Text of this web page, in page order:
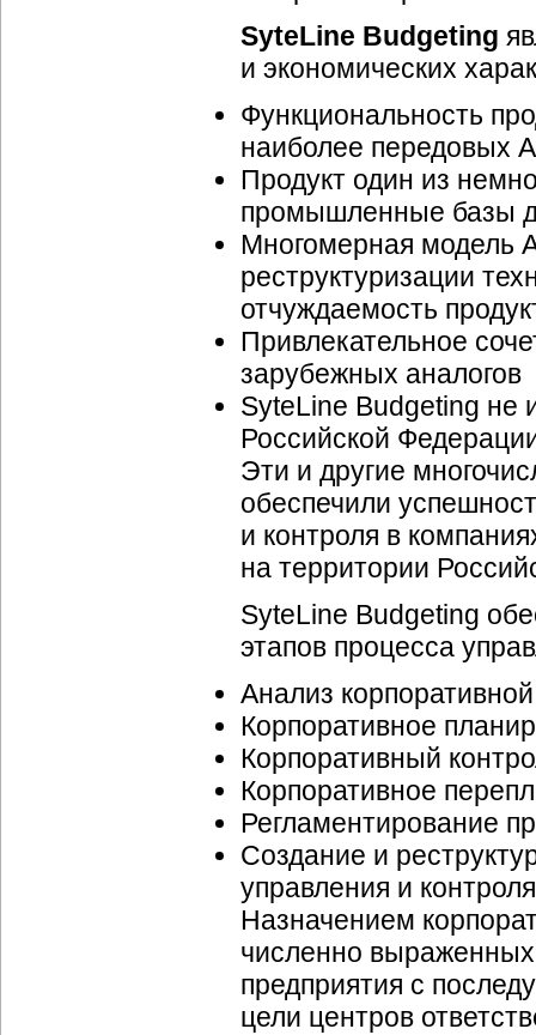
SyteLine Budgeting
и экономических
Функциональность
наиболее передовых
Продукт один из
промышленные базы
Многомерная модель
реструктуризации
отчуждаемость
Привлекательное
зарубежных аналогов
SyteLine Budgeting не
Российской
Эти и другие
обеспечили
и контроля в
на территории
SyteLine Budgeting
этапов процесса
Анализ
Корпоративное
Корпоративный
Корпоративное
Регламентирование
Создание и
управления и
Назначением
численно
предприятия с
цели центров